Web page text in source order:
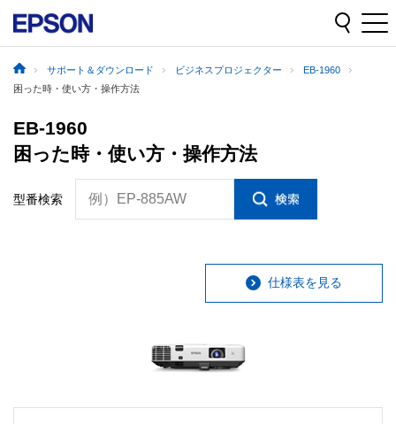
サポート＆ダウンロード ビジネスプロジェクター
EB-1960
困った時・使い方・操作方法
EB-1960
困った時・使い方・操作方法
型番検索 例）EP-885AW
仕様表を見る